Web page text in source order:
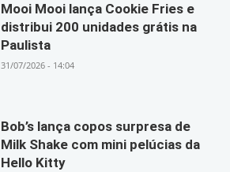
Mooi Mooi lança Cookie Fries e
distribui 200 unidades grátis na
Paulista
31/07/2026 - 14:04
Bob’s lança copos surpresa de
Milk Shake com mini pelúcias da
Hello Kitty